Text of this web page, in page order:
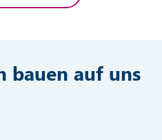
bauen auf uns